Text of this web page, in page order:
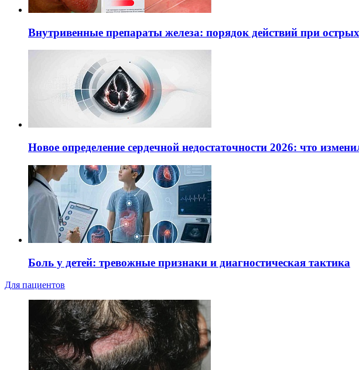
Внутривенные препараты железа: порядок действий при
Новое определение сердечной недостаточности 2026: что
Боль у детей: тревожные признаки и диагностическая тактика
Для пациентов